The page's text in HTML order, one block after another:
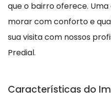
que o bairro oferece.
morar com conforto e
sua visita com nossos
Predial.
Características do